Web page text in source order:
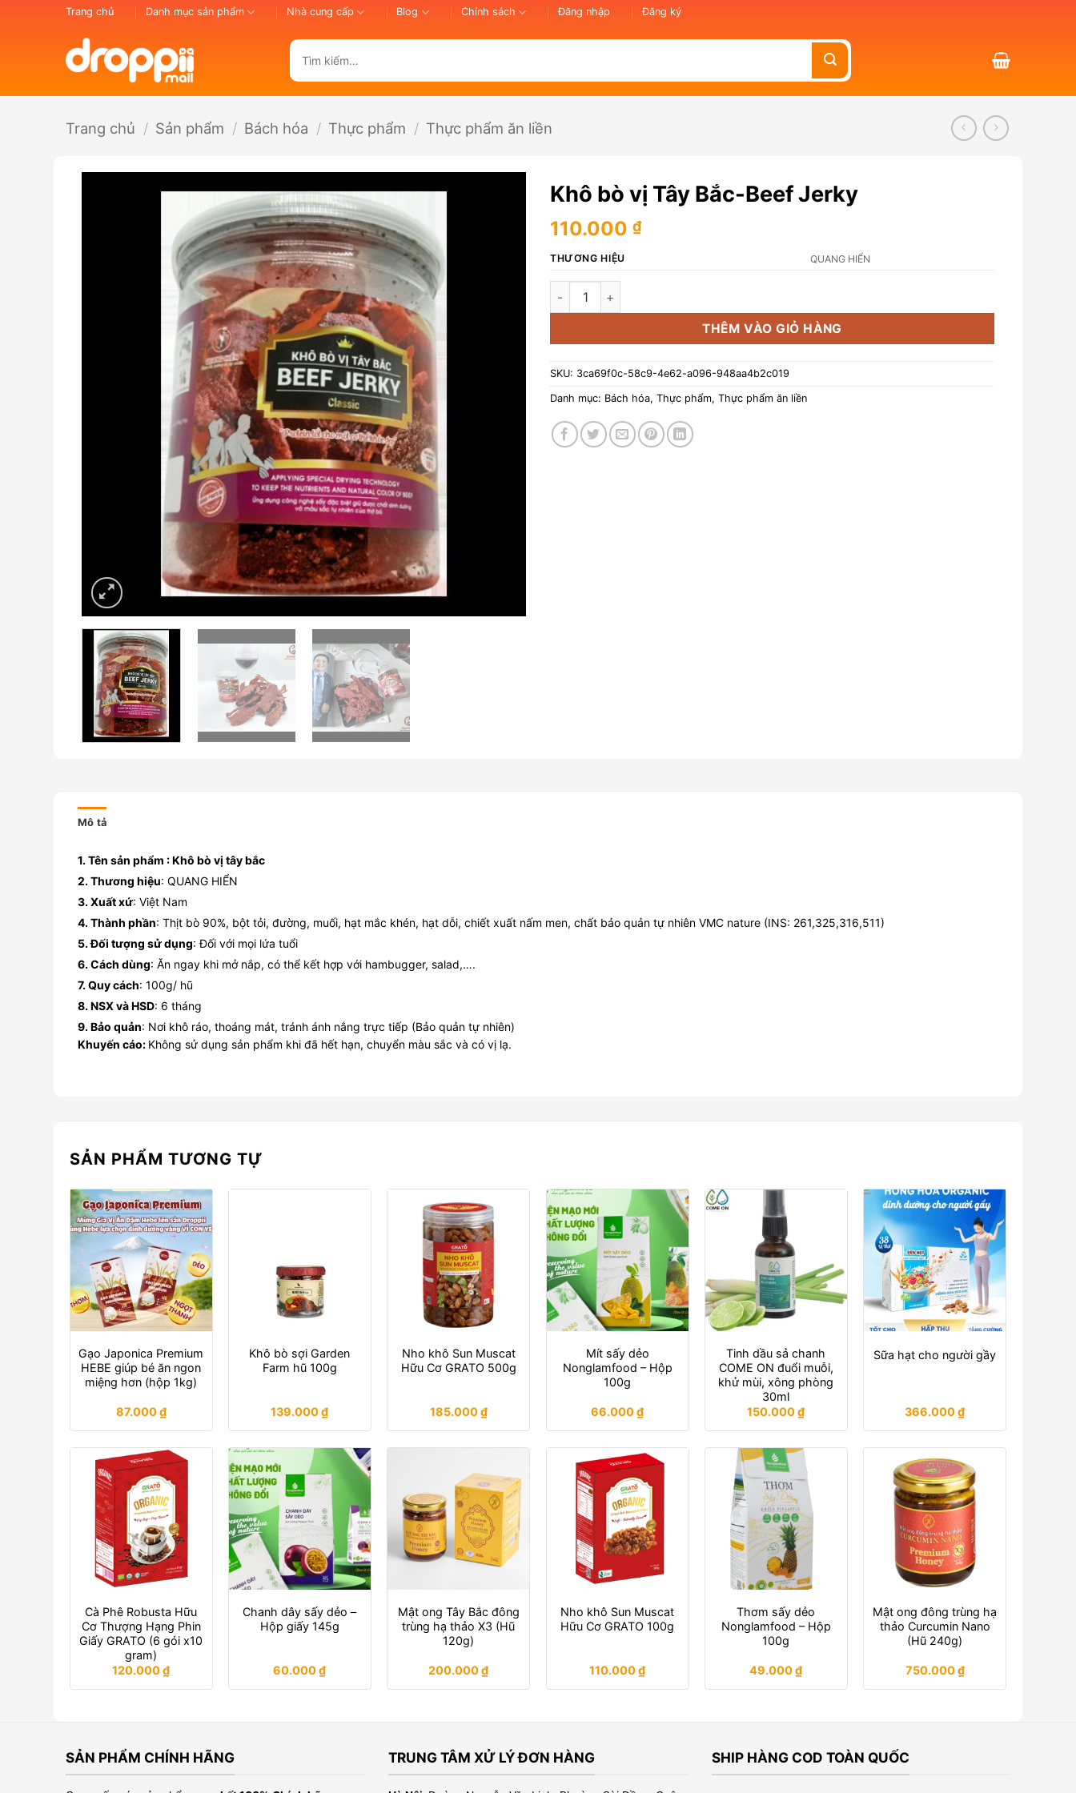
Trang chủ Danh mục sản phẩm Nhà cung cấp Blog Chính sách Đăng nhập Đăng ký
kiếm:
Trang chủ / Sản phẩm / Bách hóa / Thực phẩm / Thực phẩm ăn liền
Khô bò vị Tây Bắc-Beef Jerky
110.000 ₫
THƯƠNG HIỆU QUANG HIỂN
Khô bò vị Tây Bắc-Beef Jerky số lượng
THÊM VÀO GIỎ HÀNG
SKU: 3ca69f0c-58c9-4e62-a096-948aa4b2c019
Danh mục: Bách hóa, Thực phẩm, Thực phẩm ăn liền
Mô tả
1. Tên sản phẩm : Khô bò vị tây bắc
2. Thương hiệu: QUANG HIỂN
3. Xuất xứ: Việt Nam
4. Thành phần: Thịt bò 90%, bột tỏi, đường, muối, hạt mắc khén, hạt dỗi, chiết xuất nấm men, chất bảo quản tự nhiên VMC nature (INS: 261,325,316,511)
5. Đối tượng sử dụng: Đối với mọi lứa tuổi
6. Cách dùng: Ăn ngay khi mở nắp, có thể kết hợp với hambugger, salad,….
7. Quy cách: 100g/ hũ
8. NSX và HSD: 6 tháng
9. Bảo quản: Nơi khô ráo, thoáng mát, tránh ánh nắng trực tiếp (Bảo quản tự nhiên)
Khuyến cáo: Không sử dụng sản phẩm khi đã hết hạn, chuyển màu sắc và có vị lạ.
SẢN PHẨM TƯƠNG TỰ
Gạo Japonica Premium
HEBE giúp bé ăn ngon
miệng hơn (hộp 1kg)
87.000₫
Khô bò sợi Garden
Farm hũ 100g
139.000₫
Nho khô Sun Muscat
Hữu Cơ GRATO 500g
185.000₫
Mít sấy dẻo
Nonglamfood – Hộp
100g
66.000₫
Tinh dầu sả chanh
COME ON đuổi muỗi,
khử mùi, xông phòng
30ml
150.000₫
Sữa hạt cho người gầy
366.000₫
Cà Phê Robusta Hữu
Cơ Thượng Hạng Phin
Giấy GRATO (6 gói x10
gram)
120.000₫
Chanh dây sấy dẻo –
Hộp giấy 145g
60.000₫
Mật ong Tây Bắc đông
trùng hạ thảo X3 (Hũ
120g)
200.000₫
Nho khô Sun Muscat
Hữu Cơ GRATO 100g
110.000₫
Thơm sấy dẻo
Nonglamfood – Hộp
100g
49.000₫
Mật ong đông trùng hạ
thảo Curcumin Nano
(Hũ 240g)
750.000₫
SẢN PHẨM CHÍNH HÃNG TRUNG TÂM XỬ LÝ ĐƠN HÀNG SHIP HÀNG COD TOÀN QUỐC